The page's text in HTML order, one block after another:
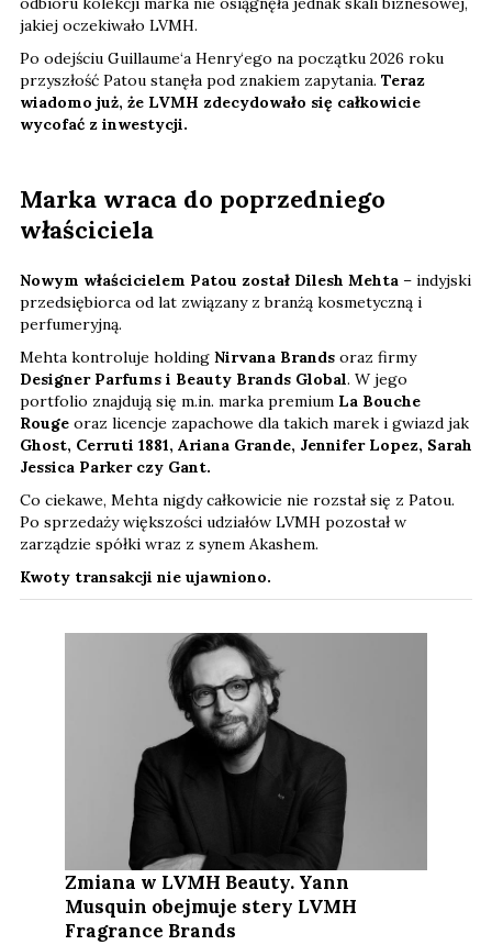
jakiej oczekiwało LVMH.
Po odejściu Guillaume‘a Henry‘ego na początku 2026 roku
przyszłość Patou stanęła pod znakiem zapytania. Teraz
wiadomo już, że LVMH zdecydowało się całkowicie
wycofać z inwestycji.
Marka wraca do poprzedniego
właściciela
Nowym właścicielem Patou został Dilesh Mehta – indyjski
przedsiębiorca od lat związany z branżą kosmetyczną i
perfumeryjną.
Mehta kontroluje holding Nirvana Brands oraz firmy
Designer Parfums i Beauty Brands Global. W jego
portfolio znajdują się m.in. marka premium La Bouche
Rouge oraz licencje zapachowe dla takich marek i gwiazd jak
Ghost, Cerruti 1881, Ariana Grande, Jennifer Lopez, Sarah
Jessica Parker czy Gant.
Co ciekawe, Mehta nigdy całkowicie nie rozstał się z Patou.
Po sprzedaży większości udziałów LVMH pozostał w
zarządzie spółki wraz z synem Akashem.
Kwoty transakcji nie ujawniono.
Zmiana w LVMH Beauty. Yann
Musquin obejmuje stery LVMH
Fragrance Brands